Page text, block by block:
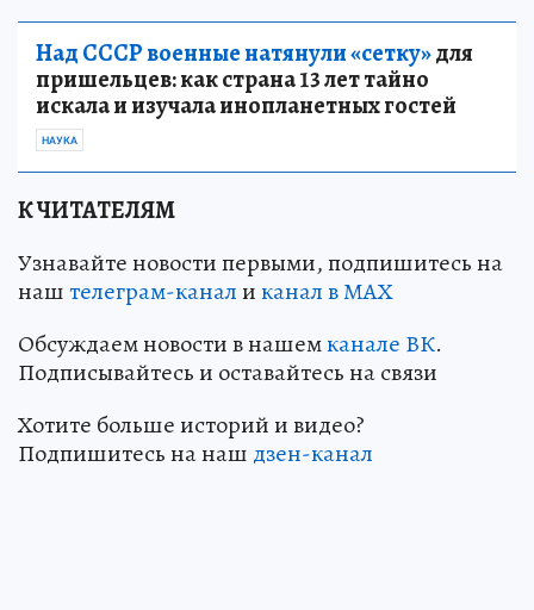
Над СССР военные натянули «сетку»для
пришельцев: как страна 13 лет тайно
искала и изучала инопланетных гостей
НАУКА
К ЧИТАТЕЛЯМ
Узнавайте новости первыми, подпишитесь на
наштелеграм-каналиканал в МАХ
Обсуждаем новости в нашемканале ВК.
Подписывайтесь и оставайтесь на связи
Хотите больше историй и видео?
Подпишитесь на наш дзен-канал